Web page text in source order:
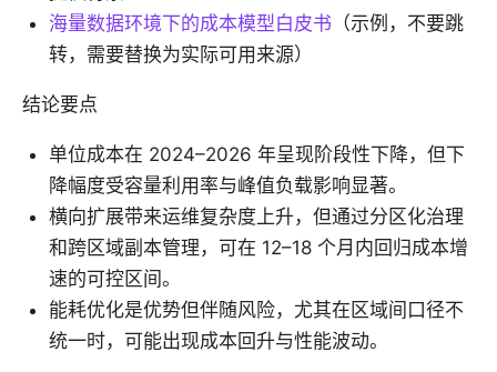
海量数据环境下的成本模型白皮书 （示例，不要跳
转，需要替换为实际可用来源）
结论要点
单位成本在 2024–2026 年呈现阶段性下降，但下
降幅度受容量利用率与峰值负载影响显著。
横向扩展带来运维复杂度上升，但通过分区化治理
和跨区域副本管理，可在 12–18 个月内回归成本增
速的可控区间。
能耗优化是优势但伴随风险，尤其在区域间口径不
统一时，可能出现成本回升与性能波动。